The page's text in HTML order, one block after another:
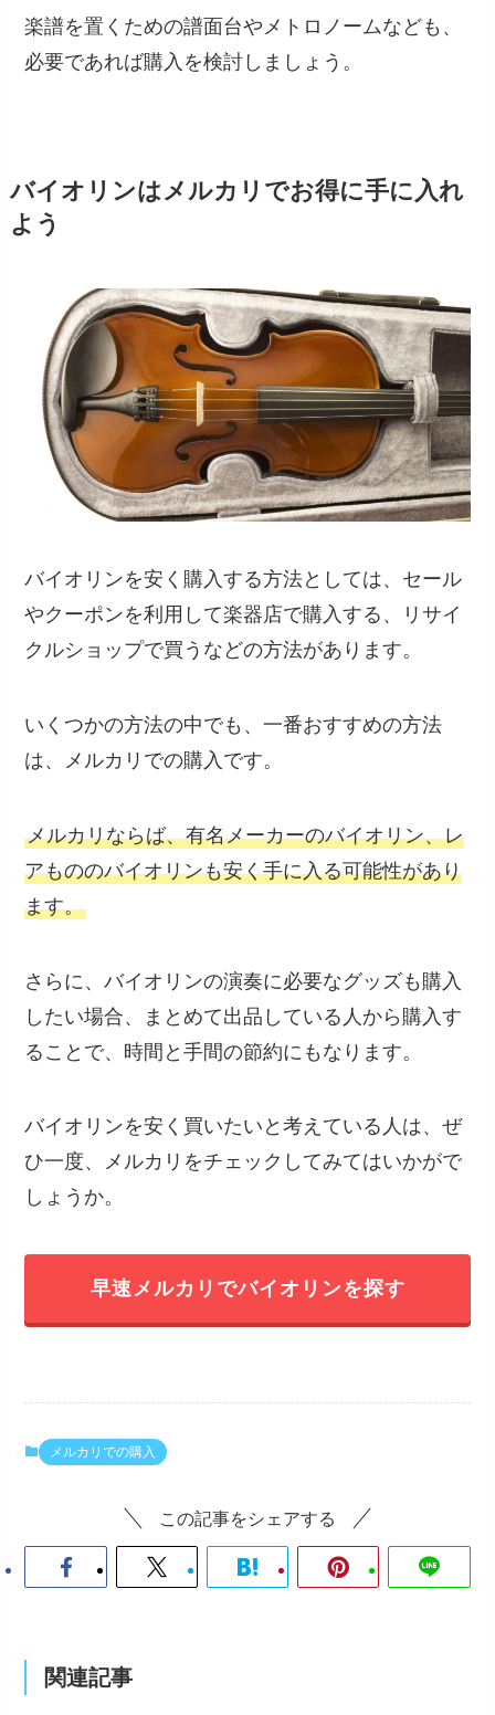
楽譜を置くための譜面台やメトロノームなども、
必要であれば購入を検討しましょう。
バイオリンはメルカリでお得に手に入れ
よう
バイオリンを安く購入する方法としては、セール
やクーポンを利用して楽器店で購入する、リサイ
クルショップで買うなどの方法があります。
いくつかの方法の中でも、一番おすすめの方法
は、メルカリでの購入です。
メルカリならば、有名メーカーのバイオリン、レ
アもののバイオリンも安く手に入る可能性があり
ます。
さらに、バイオリンの演奏に必要なグッズも購入
したい場合、まとめて出品している人から購入す
ることで、時間と手間の節約にもなります。
バイオリンを安く買いたいと考えている人は、ぜ
ひ一度、メルカリをチェックしてみてはいかがで
しょうか。
早速メルカリでバイオリンを探す
メルカリでの購入
この記事をシェアする
関連記事